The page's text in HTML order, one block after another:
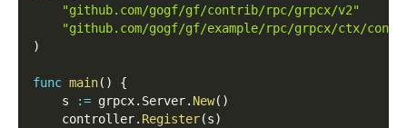
"github.com/gogf/gf/contrib/rpc/grpcx/v2"
"github.com/gogf/gf/example/rpc/grpcx/ctx/
)
func main( )
{
    s
:= grpcx. Server. New( )
    controller
. Register(s)